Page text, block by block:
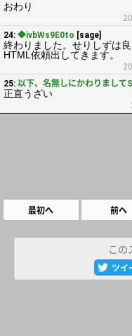
おわり
24: ◆ivbWs9E0to [sage]
終わりました。せりしずは
HTML依頼出してきます。
25: 以下、名無しにかわりまして
正直うざい
最初へ 前へ
この
ツイ